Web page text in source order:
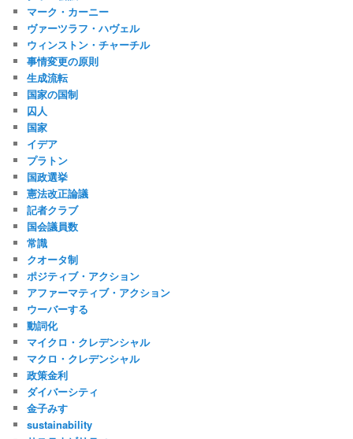
マーク・カーニー
ヴァーツラフ・ハヴェル
ウィンストン・チャーチル
事情変更の原則
生成流転
国家の国制
囚人
国家
イデア
プラトン
国政選挙
憲法改正論議
記者クラブ
国会議員数
常識
クオータ制
ポジティブ・アクション
アファーマティブ・アクション
ウーバーする
動詞化
マイクロ・クレデンシャル
マクロ・クレデンシャル
政策金利
ダイバーシティ
金子みすゞ
sustainability